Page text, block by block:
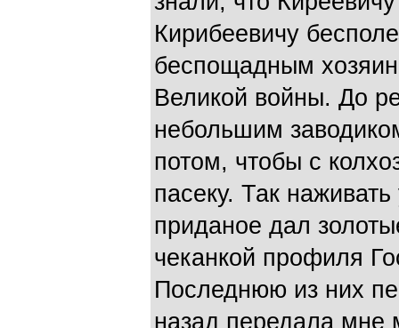
Кирибеевичу
беспощадным
Великой войны. До
небольшим
потом, чтобы с
пасеку. Так
приданое дал
чеканкой профиля
Последнюю из них
назад передала мне